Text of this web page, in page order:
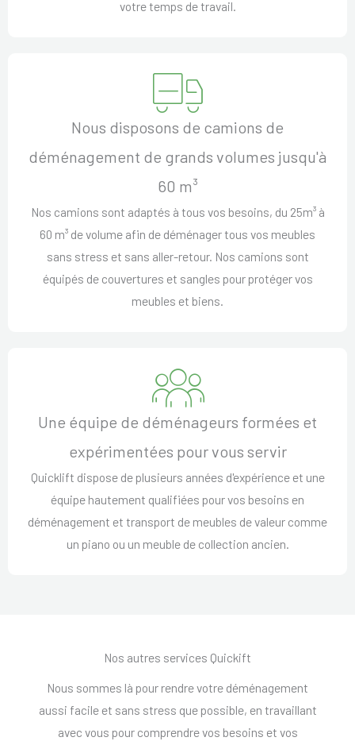
votre temps de travail.
Nous disposons de camions de
déménagement de grands volumes jusqu'à
60 m³
Nos camions sont adaptés à tous vos besoins, du 25m³ à
60 m³ de volume afin de déménager tous vos meubles
sans stress et sans aller-retour. Nos camions sont
équipés de couvertures et sangles pour protéger vos
meubles et biens.
Une équipe de déménageurs formées et
expérimentées pour vous servir
Quicklift dispose de plusieurs années d'expérience et une
équipe hautement qualifiées pour vos besoins en
déménagement et transport de meubles de valeur comme
un piano ou un meuble de collection ancien.
Nos autres services Quickift
Nous sommes là pour rendre votre déménagement
aussi facile et sans stress que possible, en travaillant
avec vous pour comprendre vos besoins et vos